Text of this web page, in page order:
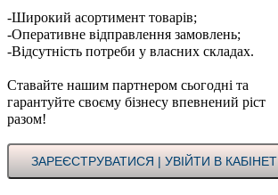
-Широкий асортимент товарів;
-Оперативне відправлення замовлень;
-Відсутність потреби у власних складах.
Ставайте нашим партнером сьогодні та
гарантуйте своєму бізнесу впевнений ріст
разом!
ЗАРЕЄСТРУВАТИСЯ | УВІЙТИ В КАБІНЕТ